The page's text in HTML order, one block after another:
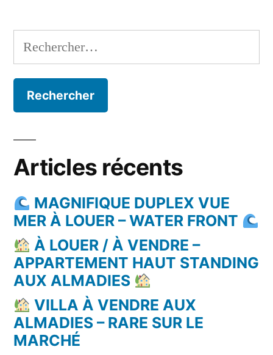
Rechercher :
Articles récents
MAGNIFIQUE DUPLEX VUE
MER À LOUER – WATER FRONT
À LOUER / À VENDRE –
APPARTEMENT HAUT STANDING
AUX ALMADIES
VILLA À VENDRE AUX
ALMADIES – RARE SUR LE
MARCHÉ